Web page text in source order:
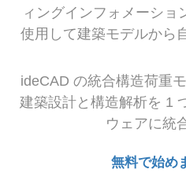
ィングインフォメーショ
使用して建築モデルから
ideCAD の統合構造荷重
建築設計と構造解析を 1
ウェアに統
無料で始め